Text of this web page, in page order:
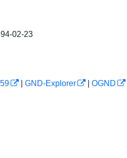
02-23
GND-Explorer OGND